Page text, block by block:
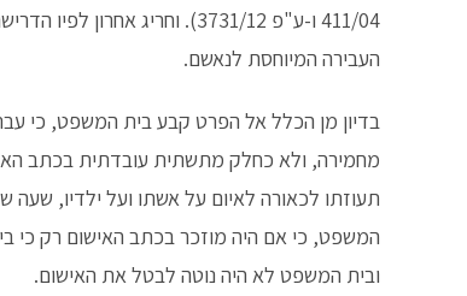
העבירה המיוחסת לנאשם.
בדיון מן הכלל אל הפרט קבע בית המשפט, כי
מחמירה, ולא כחלק מתשתית עובדתית בכתב
תעוזתו לכאורה לאיום על אשתו ועל ילדיו,
המשפט, כי אם היה מוזכר בכתב האישום רק כי
ובית המשפט לא היה נוטה לבטל את האישום.